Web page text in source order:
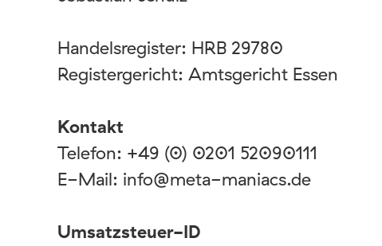
Handelsregister: HRB 29780
Registergericht: Amtsgericht Essen
Kontakt
Telefon: +49 (0) 0201 52090111
E-Mail: info@meta-maniacs.de
Umsatzsteuer-ID